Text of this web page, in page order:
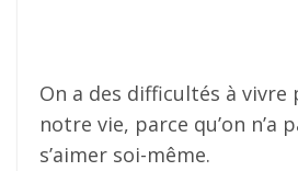
On a des difficultés à vivre
notre vie, parce qu’on n’a
s’aimer soi-même.